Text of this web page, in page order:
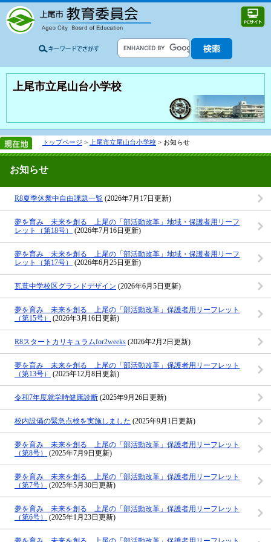
上尾市立尾山台小学校
トップページ > 上尾市立尾山台小学校 > お知らせ
お知らせ
R8夏季休業中自由課題一覧 (2026年7月17日更新)
夢を育み 未来を創る 上尾の「部活動改革」地域・保護者用リーフ
レット（第18号）
(2026年7月16日更新)
夢を育み 未来を創る 上尾の「部活動改革」地域・保護者用リーフ
レット（第17号）
(2026年6月25日更新)
瓦葺中学校区グランドデザイン (2026年6月5日更新)
夢を育み 未来を創る 上尾の「部活動改革」保護者用リーフレット
（第15号）
(2026年3月16日更新)
R8スタートカリキュラムfor2weeks (2026年2月2日更新)
夢を育み 未来を創る 上尾の「部活動改革」保護者用リーフレット
（第13号）
(2025年12月8日更新)
令和7年度就学時健康診断 (2025年9月26日更新)
校内設備の緊急点検を実施しました (2025年9月1日更新)
夢を育み 未来を創る 上尾の「部活動改革」保護者用リーフレット
（第8号）
(2025年7月9日更新)
夢を育み 未来を創る 上尾の「部活動改革」保護者用リーフレット
（第7号）
(2025年5月30日更新)
夢を育み 未来を創る 上尾の「部活動改革」保護者用リーフレット
（第6号）
(2025年1月23日更新)